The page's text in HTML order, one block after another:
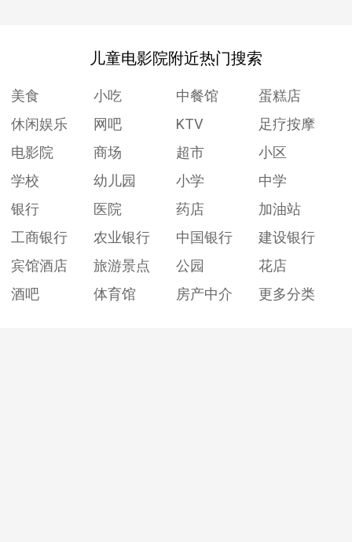
儿童电影院附近热门搜索
美食 小吃 中餐馆
蛋糕店
休闲娱乐
网吧 KTV
足疗按摩
电影院
商场 超市
小区
学校
幼儿园 小学
中学
银行
医院 药店
加油站
工商银行
农业银行 中国银行
建设银行
宾馆酒店
旅游景点 公园
花店
酒吧
体育馆 房产中介 更多分类